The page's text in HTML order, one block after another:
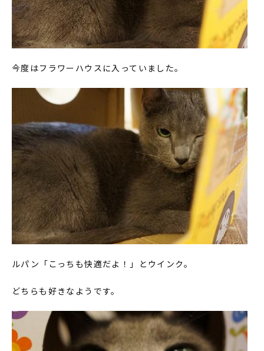
今度はフラワーハウスに入っていました。
ルパン「こっちも快適だよ！」とウインク。
どちらも好きなようです。